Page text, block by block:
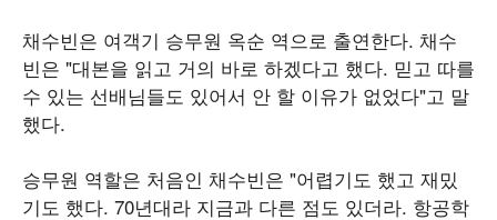
채수빈은 여객기 승무원 옥순 역으로 출연한다. 채수
빈은 "대본을 읽고 거의 바로 하겠다고 했다. 믿고 따를
수 있는 선배님들도 있어서 안 할 이유가 없었다"고 말
했다.
승무원 역할은 처음인 채수빈은 "어렵기도 했고 재밌
기도 했다. 70년대라 지금과 다른 점도 있더라. 항공학